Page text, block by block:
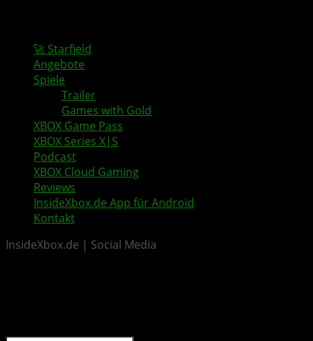
🚀 Starfield
Angebote
Spiele
Trailer
Games with Gold
XBOX Game Pass
XBOX Series X|S
Podcast
XBOX Cloud Gaming
Reviews
InsideXbox.de App für Android
Kontakt
InsideXbox.de | Social Media